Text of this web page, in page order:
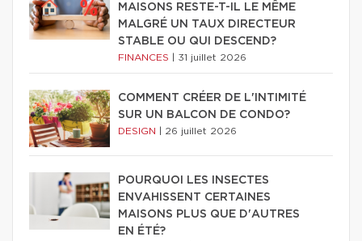
MAISONS RESTE-T-IL LE MÊME
MALGRÉ UN TAUX DIRECTEUR
STABLE OU QUI DESCEND?
FINANCES 31 juillet 2026
COMMENT CRÉER DE L'INTIMITÉ
SUR UN BALCON DE CONDO?
DESIGN 26 juillet 2026
POURQUOI LES INSECTES
ENVAHISSENT CERTAINES
MAISONS PLUS QUE D'AUTRES
EN ÉTÉ?